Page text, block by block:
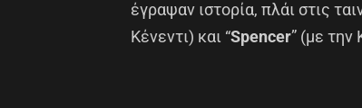
έγραψαν ιστορία, πλάι στις
Κένεντι) και “Spencer” (με την